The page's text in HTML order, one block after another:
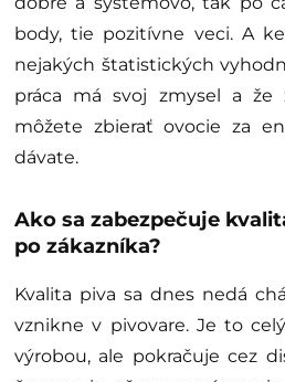
body, tie pozitívne veci. A
nejakých štatistických
práca má svoj zmysel a že
môžete zbierať ovocie za
dávate.
Ako sa zabezpečuje
po zákazníka?
Kvalita piva sa dnes nedá
vznikne v pivovare. Je to
výrobou, ale pokračuje cez